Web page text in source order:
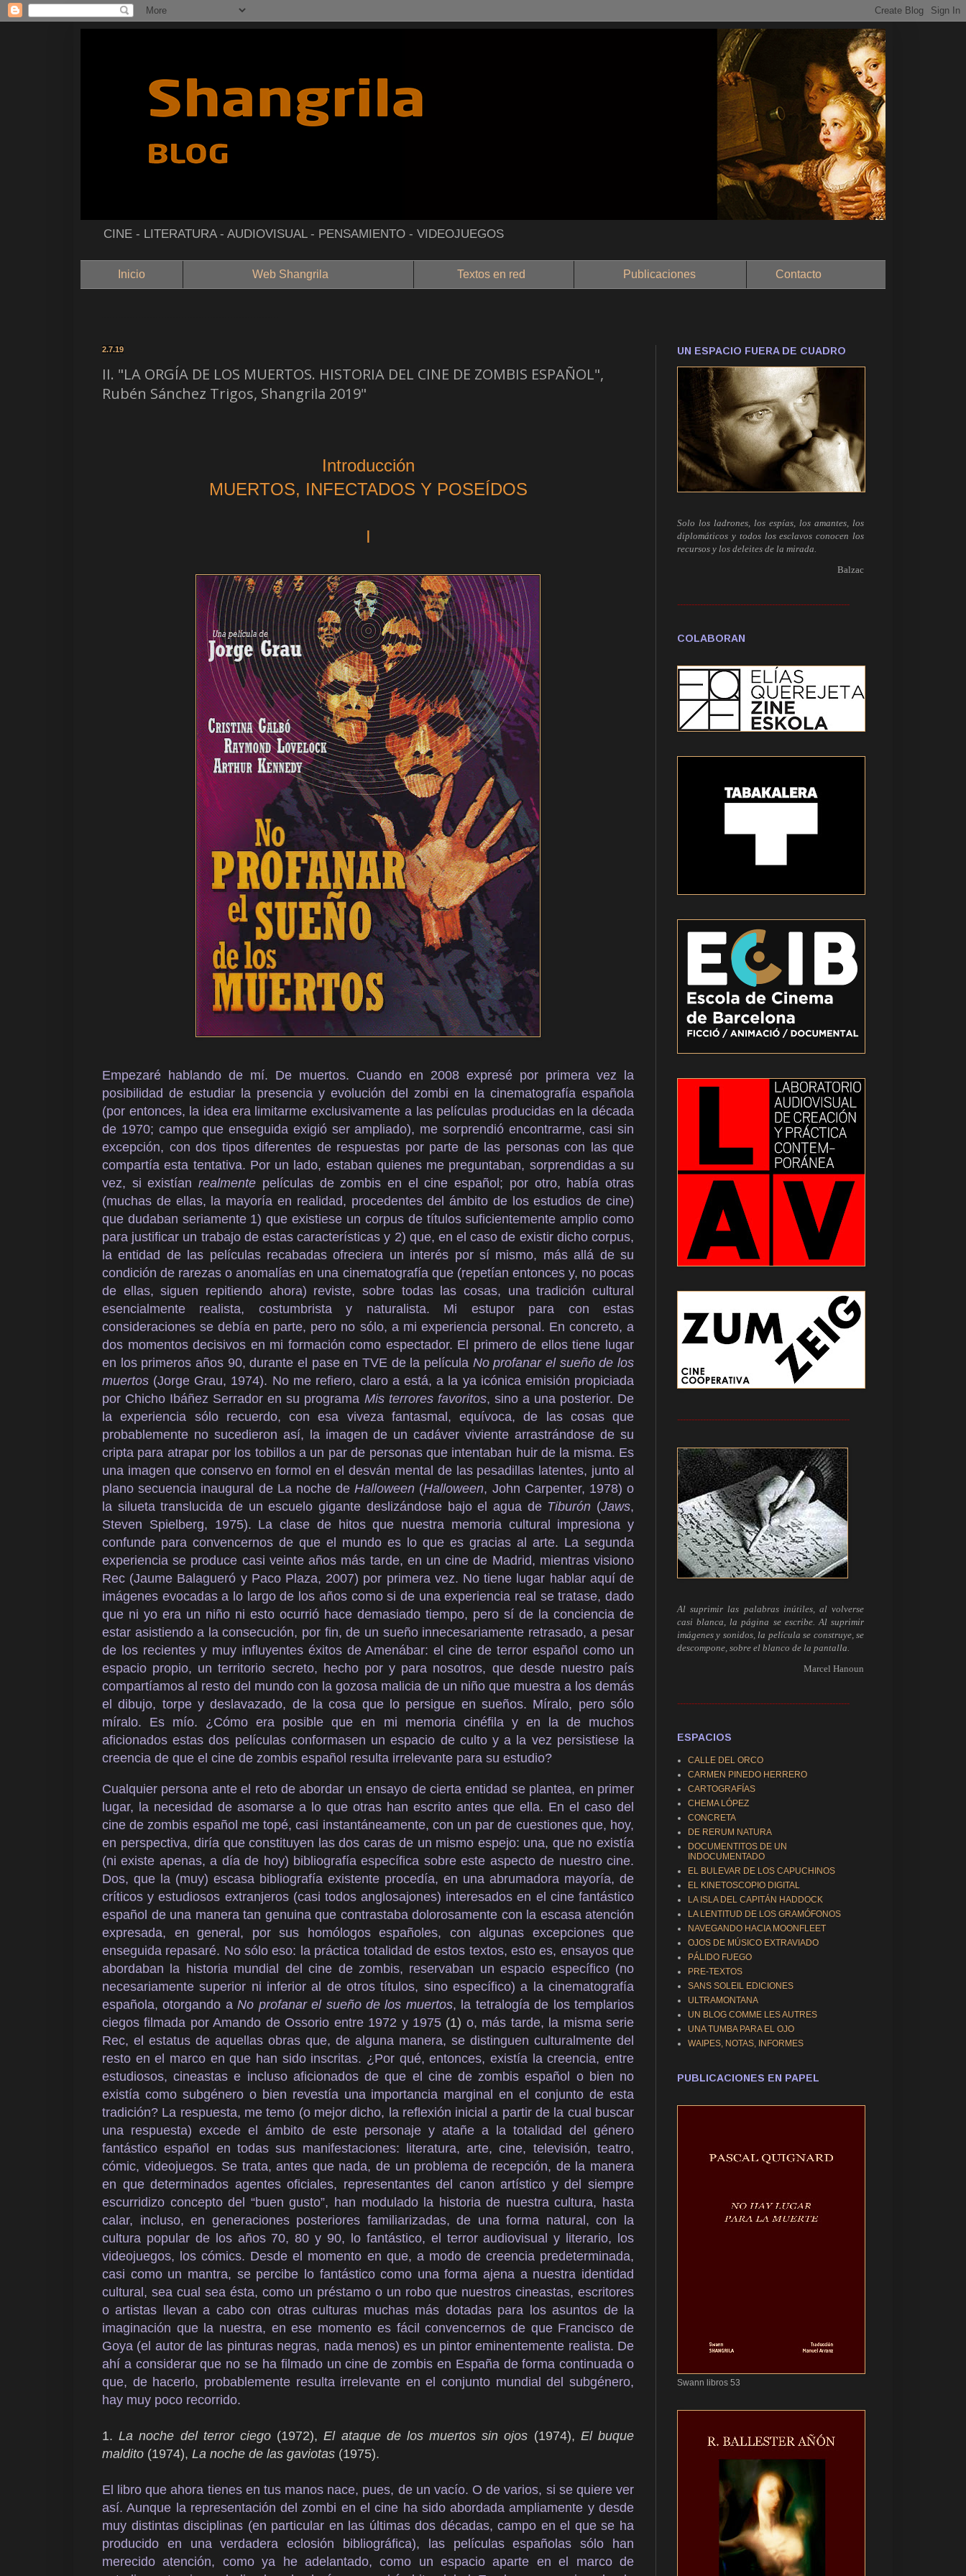
CINE - LITERATURA - AUDIOVISUAL - PENSAMIENTO - VIDEOJUEGOS
Inicio Web Shangrila Textos en red Publicaciones Contacto
2.7.19
II. "LA ORGÍA DE LOS MUERTOS. HISTORIA DEL CINE DE ZOMBIS ESPAÑOL",
Rubén Sánchez Trigos, Shangrila 2019"
Introducción
MUERTOS, INFECTADOS Y POSEÍDOS
I
Empezaré hablando de mí. De muertos. Cuando en 2008 expresé por primera vez la
posibilidad de estudiar la presencia y evolución del zombi en la cinematografía española
(por entonces, la idea era limitarme exclusivamente a las películas producidas en la década
de 1970; campo que enseguida exigió ser ampliado), me sorprendió encontrarme, casi sin
excepción, con dos tipos diferentes de respuestas por parte de las personas con las que
compartía esta tentativa. Por un lado, estaban quienes me preguntaban, sorprendidas a su
vez, si existíanrealmente películas de zombis en el cine español; por otro, había otras
(muchas de ellas, la mayoría en realidad, procedentes del ámbito de los estudios de cine)
que dudaban seriamente 1) que existiese un corpus de títulos suficientemente amplio como
para justificar un trabajo de estas características y 2) que, en el caso de existir dicho corpus,
la entidad de las películas recabadas ofreciera un interés por sí mismo, más allá de su
condición de rarezas o anomalías en una cinematografía que (repetían entonces y, no pocas
de ellas, siguen repitiendo ahora) reviste, sobre todas las cosas, una tradición cultural
esencialmente realista, costumbrista y naturalista. Mi estupor para con estas
consideraciones se debía en parte, pero no sólo, a mi experiencia personal. En concreto, a
dos momentos decisivos en mi formación como espectador. El primero de ellos tiene lugar
en los primeros años 90, durante el pase en TVE de la película No profanar el sueño de los
muertos (Jorge Grau, 1974). No me refiero, claro a está, a la ya icónica emisión propiciada
por Chicho Ibáñez Serrador en su programa Mis terrores favoritos, sino a una posterior. De
la experiencia sólo recuerdo, con esa viveza fantasmal, equívoca, de las cosas que
probablemente no sucedieron así, la imagen de un cadáver viviente arrastrándose de su
cripta para atrapar por los tobillos a un par de personas que intentaban huir de la misma. Es
una imagen que conservo en formol en el desván mental de las pesadillas latentes, junto al
plano secuencia inaugural de La noche deHalloween (Halloween, John Carpenter, 1978) o
la silueta translucida de un escuelo gigante deslizándose bajo el agua de Tiburón (Jaws,
Steven Spielberg, 1975). La clase de hitos que nuestra memoria cultural impresiona y
confunde para convencernos de que el mundo es lo que es gracias al arte. La segunda
experiencia se produce casi veinte años más tarde, en un cine de Madrid, mientras visiono
Rec (Jaume Balagueró y Paco Plaza, 2007) por primera vez. No tiene lugar hablar aquí de
imágenes evocadas a lo largo de los años como si de una experiencia real se tratase, dado
que ni yo era un niño ni esto ocurrió hace demasiado tiempo, pero sí de la conciencia de
estar asistiendo a la consecución, por fin, de un sueño innecesariamente retrasado, a pesar
de los recientes y muy influyentes éxitos de Amenábar: el cine de terror español como un
espacio propio, un territorio secreto, hecho por y para nosotros, que desde nuestro país
compartíamos al resto del mundo con la gozosa malicia de un niño que muestra a los demás
el dibujo, torpe y deslavazado, de la cosa que lo persigue en sueños. Míralo, pero sólo
míralo. Es mío. ¿Cómo era posible que en mi memoria cinéfila y en la de muchos
aficionados estas dos películas conformasen un espacio de culto y a la vez persistiese la
creencia de que el cine de zombis español resulta irrelevante para su estudio?
Cualquier persona ante el reto de abordar un ensayo de cierta entidad se plantea, en primer
lugar, la necesidad de asomarse a lo que otras han escrito antes que ella. En el caso del
cine de zombis español me topé, casi instantáneamente, con un par de cuestiones que, hoy,
en perspectiva, diría que constituyen las dos caras de un mismo espejo: una, que no existía
(ni existe apenas, a día de hoy) bibliografía específica sobre este aspecto de nuestro cine.
Dos, que la (muy) escasa bibliografía existente procedía, en una abrumadora mayoría, de
críticos y estudiosos extranjeros (casi todos anglosajones) interesados en el cine fantástico
español de una manera tan genuina que contrastaba dolorosamente con la escasa atención
expresada, en general, por sus homólogos españoles, con algunas excepciones que
enseguida repasaré. No sólo eso: la práctica totalidad de estos textos, esto es, ensayos que
abordaban la historia mundial del cine de zombis, reservaban un espacio específico (no
necesariamente superior ni inferior al de otros títulos, sino específico) a la cinematografía
española, otorgando aNo profanar el sueño de los muertos, la tetralogía de los templarios
ciegos filmada por Amando de Ossorio entre 1972 y 1975 (1) o, más tarde, la misma serie
Rec, el estatus de aquellas obras que, de alguna manera, se distinguen culturalmente del
resto en el marco en que han sido inscritas. ¿Por qué, entonces, existía la creencia, entre
estudiosos, cineastas e incluso aficionados de que el cine de zombis español o bien no
existía como subgénero o bien revestía una importancia marginal en el conjunto de esta
tradición? La respuesta, me temo (o mejor dicho, la reflexión inicial a partir de la cual buscar
una respuesta) excede el ámbito de este personaje y atañe a la totalidad del género
fantástico español en todas sus manifestaciones: literatura, arte, cine, televisión, teatro,
cómic, videojuegos. Se trata, antes que nada, de un problema de recepción, de la manera
en que determinados agentes oficiales, representantes del canon artístico y del siempre
escurridizo concepto del “buen gusto”, han modulado la historia de nuestra cultura, hasta
calar, incluso, en generaciones posteriores familiarizadas, de una forma natural, con la
cultura popular de los años 70, 80 y 90, lo fantástico, el terror audiovisual y literario, los
videojuegos, los cómics. Desde el momento en que, a modo de creencia predeterminada,
casi como un mantra, se percibe lo fantástico como una forma ajena a nuestra identidad
cultural, sea cual sea ésta, como un préstamo o un robo que nuestros cineastas, escritores
o artistas llevan a cabo con otras culturas muchas más dotadas para los asuntos de la
imaginación que la nuestra, en ese momento es fácil convencernos de que Francisco de
Goya (el autor de las pinturas negras, nada menos) es un pintor eminentemente realista. De
ahí a considerar que no se ha filmado un cine de zombis en España de forma continuada o
que, de hacerlo, probablemente resulta irrelevante en el conjunto mundial del subgénero,
hay muy poco recorrido.
1.La noche del terror ciego(1972),El ataque de los muertos sin ojos (1974), El buque
maldito (1974), La noche de las gaviotas (1975).
El libro que ahora tienes en tus manos nace, pues, de un vacío. O de varios, si se quiere ver
así. Aunque la representación del zombi en el cine ha sido abordada ampliamente y desde
muy distintas disciplinas (en particular en las últimas dos décadas, campo en el que se ha
producido en una verdadera eclosión bibliográfica), las películas españolas sólo han
merecido atención, como ya he adelantado, como un espacio aparte en el marco de
UN ESPACIO FUERA DE CUADRO
Solo los ladrones, los espías, los amantes, los
diplomáticos y todos los esclavos conocen los
recursos y los deleites de la mirada.
Balzac
------------------------------------------------------------
COLABORAN
------------------------------------------------------------
Al suprimir las palabras inútiles, al volverse
casi blanca, la página se escribe. Al suprimir
imágenes y sonidos, la película se construye, se
descompone, sobre el blanco de la pantalla.
Marcel Hanoun
------------------------------------------------------------
ESPACIOS
CALLE DEL ORCO
CARMEN PINEDO HERRERO
CARTOGRAFÍAS
CHEMA LÓPEZ
CONCRETA
DE RERUM NATURA
DOCUMENTITOS DE UN
INDOCUMENTADO
EL BULEVAR DE LOS CAPUCHINOS
EL KINETOSCOPIO DIGITAL
LA ISLA DEL CAPITÁN HADDOCK
LA LENTITUD DE LOS GRAMÓFONOS
NAVEGANDO HACIA MOONFLEET
OJOS DE MÚSICO EXTRAVIADO
PÁLIDO FUEGO
PRE-TEXTOS
SANS SOLEIL EDICIONES
ULTRAMONTANA
UN BLOG COMME LES AUTRES
UNA TUMBA PARA EL OJO
WAIPES, NOTAS, INFORMES
PUBLICACIONES EN PAPEL
Swann libros 53